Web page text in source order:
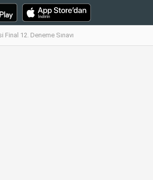
Final 12. Deneme Sınavı